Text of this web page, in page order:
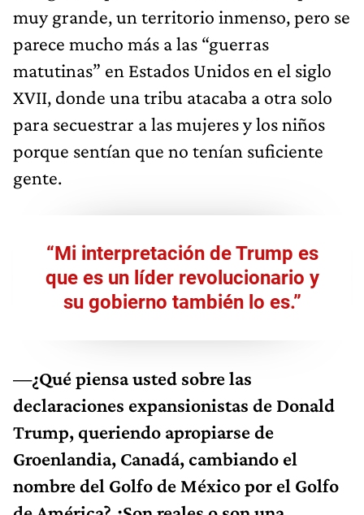
muy grande, un territorio inmenso, pero se
parece mucho más a las “guerras
matutinas” en Estados Unidos en el siglo
XVII, donde una tribu atacaba a otra solo
para secuestrar a las mujeres y los niños
porque sentían que no tenían suficiente
gente.
“Mi interpretación de Trump es
que es un líder revolucionario y
su gobierno también lo es.”
—¿Qué piensa usted sobre las
declaraciones expansionistas de Donald
Trump, queriendo apropiarse de
Groenlandia, Canadá, cambiando el
nombre del Golfo de México por el Golfo